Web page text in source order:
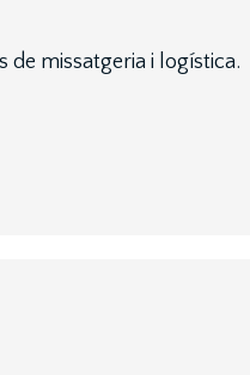
missatgeria i logística.